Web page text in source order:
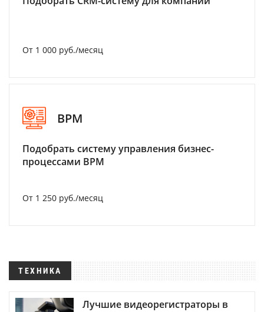
От 1 000 руб./месяц
BPM
Подобрать систему управления бизнес-
процессами BPM
От 1 250 руб./месяц
ТЕХНИКА
Лучшие видеорегистраторы в